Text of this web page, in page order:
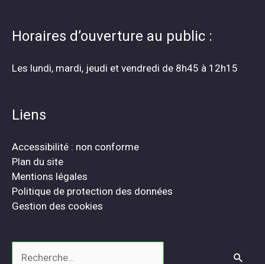
Horaires d’ouverture au public :
Les lundi, mardi, jeudi et vendredi de 8h45 à 12h15
Liens
Accessibilité : non conforme
Plan du site
Mentions légales
Politique de protection des données
Gestion des cookies